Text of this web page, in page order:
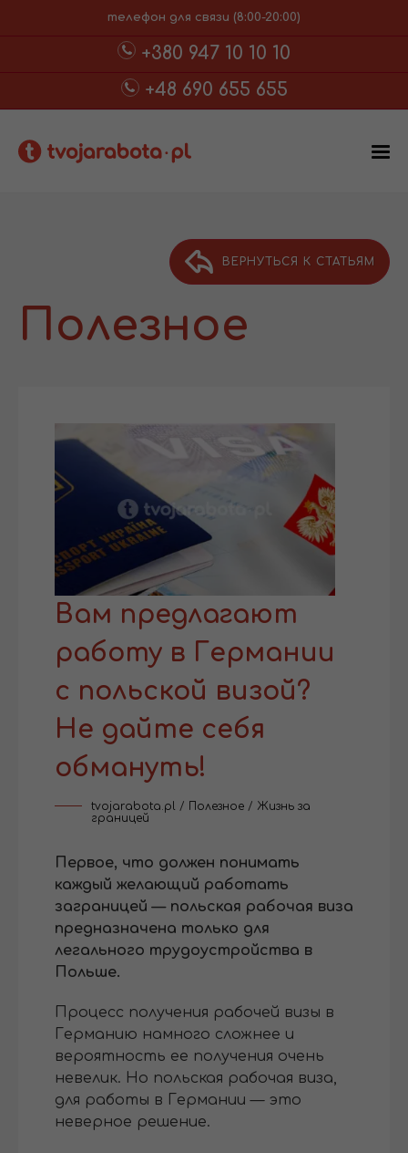
телефон для связи (8:00-20:00)
+380 947 10 10 10
+48 690 655 655
ВЕРНУТЬСЯ К СТАТЬЯМ
Полезное
Вам предлагают
работу в Германии
с польской визой?
Не дайте себя
обмануть!
tvojarabota.pl / Полезное / Жизнь за
границей
Первое, что должен понимать
каждый желающий работать
заграницей — польская рабочая виза
предназначена только для
легального трудоустройства в
Польше.
Процесс получения рабочей визы в
Германию намного сложнее и
вероятность ее получения очень
невелик. Но польская рабочая виза,
для работы в Германии — это
неверное решение.